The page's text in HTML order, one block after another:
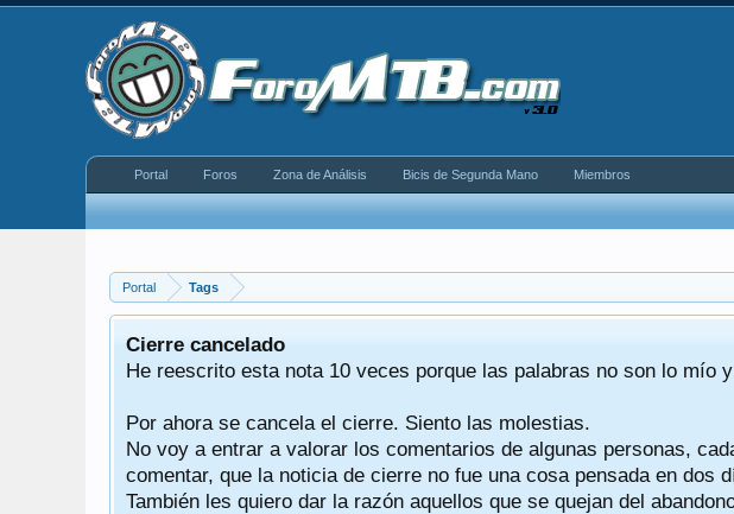
Portal Tags
Cierre cancelado
He reescrito esta nota 10 veces porque las palabras no son lo mío
Por ahora se cancela el cierre. Siento las molestias.
No voy a entrar a valorar los comentarios de algunas personas,
comentar, que la noticia de cierre no fue una cosa pensada en
También les quiero dar la razón aquellos que se quejan del
Portal Foros Zona de Análisis Bicis de Segunda Mano Miembros